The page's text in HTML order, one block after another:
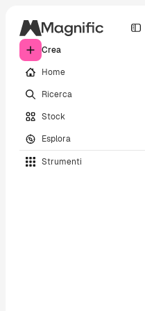
Crea
Home
Ricerca
Stock
Esplora
Strumenti